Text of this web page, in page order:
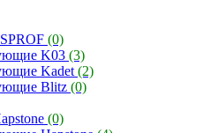
(0)
K03 (3)
Kadet (2)
Blitz (0)
(0)